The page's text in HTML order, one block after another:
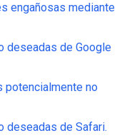
engañosas mediante
deseadas de Google
potencialmente no
deseadas de Safari.